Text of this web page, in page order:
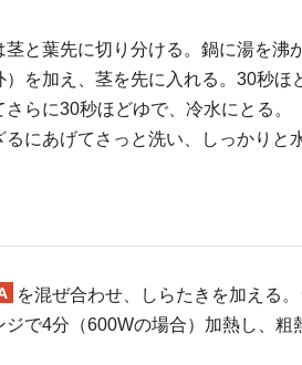
茎と葉先に切り分ける。鍋に湯を沸
）を加え、茎を先に入れる。30秒ほ
らに30秒ほどゆで、冷水にとる。
るにあげてさっと洗い、しっかりと
を混ぜ合わせ、しらたきを加える
ジで4分（600Wの場合）加熱し、粗